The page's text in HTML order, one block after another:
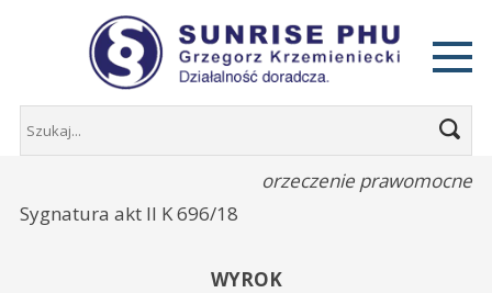
orzeczenie prawomocne
Sygnatura akt II K 696/18
WYROK